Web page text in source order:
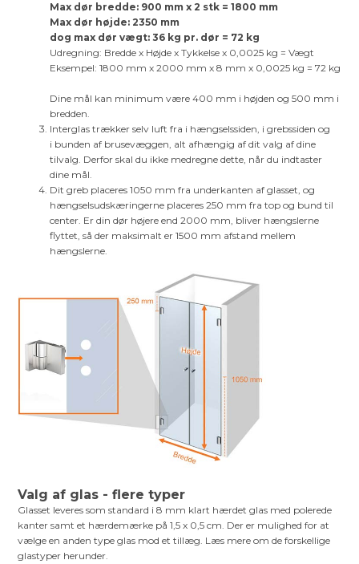
Max dør bredde: 900 mm x 2 stk = 1800 mm
Max dør højde: 2350 mm
dog max dør vægt: 36 kg pr. dør = 72 kg
Udregning: Bredde x Højde x Tykkelse x 0,0025 kg = Vægt
Eksempel: 1800 mm x 2000 mm x 8 mm x 0,0025 kg = 72 kg
Dine mål kan minimum være 400 mm i højden og 500 mm i
bredden.
Interglas trækker selv luft fra i hængselssiden, i grebssiden og
i bunden af brusevæggen, alt afhængig af dit valg af dine
tilvalg. Derfor skal du ikke medregne dette, når du indtaster
dine mål.
Dit greb placeres 1050 mm fra underkanten af glasset, og
hængselsudskæringerne placeres 250 mm fra top og bund til
center. Er din dør højere end 2000 mm, bliver hængslerne
flyttet, så der maksimalt er 1500 mm afstand mellem
hængslerne.
Valg af glas - flere typer
Glasset leveres som standard i 8 mm klart hærdet glas med polerede
kanter samt et hærdemærke på 1,5 x 0,5 cm. Der er mulighed for at
vælge en anden type glas mod et tillæg. Læs mere om de forskellige
glastyper herunder.